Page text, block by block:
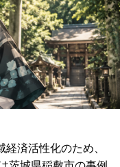
済活性化のため、